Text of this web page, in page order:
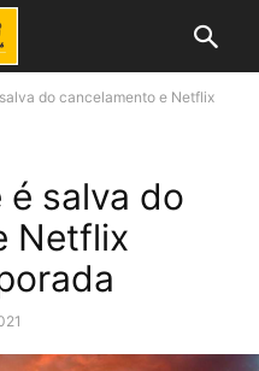
do cancelamento e Netflix
salva do
Netflix